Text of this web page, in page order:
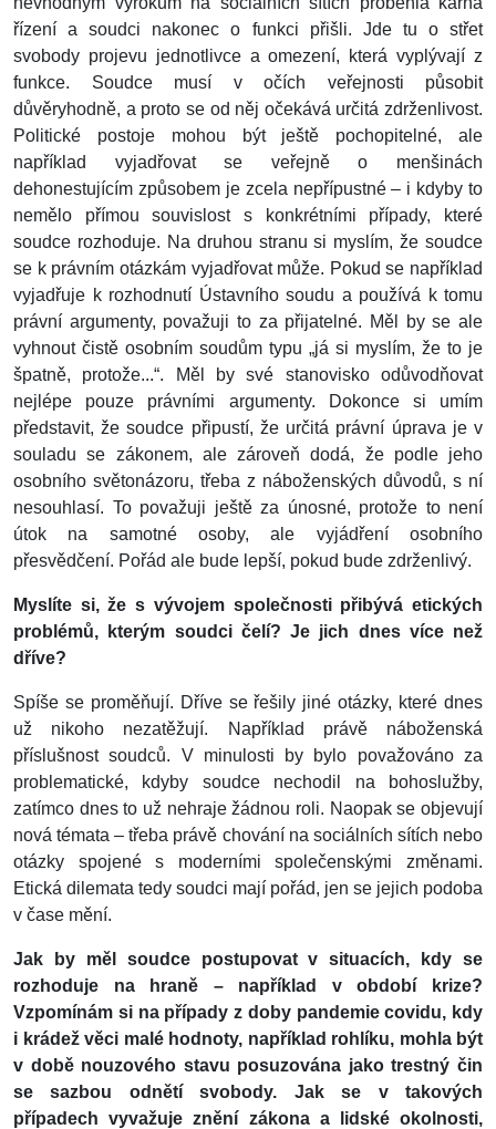
řízení a soudci nakonec o funkci přišli. Jde tu o střet
svobody projevu jednotlivce a omezení, která vyplývají z
funkce. Soudce musí v očích veřejnosti působit
důvěryhodně, a proto se od něj očekává určitá zdrženlivost.
Politické postoje mohou být ještě pochopitelné, ale
například vyjadřovat se veřejně o menšinách
dehonestujícím způsobem je zcela nepřípustné – i kdyby to
nemělo přímou souvislost s konkrétními případy, které
soudce rozhoduje. Na druhou stranu si myslím, že soudce
se k právním otázkám vyjadřovat může. Pokud se například
vyjadřuje k rozhodnutí Ústavního soudu a používá k tomu
právní argumenty, považuji to za přijatelné. Měl by se ale
vyhnout čistě osobním soudům typu „já si myslím, že to je
špatně, protože...“. Měl by své stanovisko odůvodňovat
nejlépe pouze právními argumenty. Dokonce si umím
představit, že soudce připustí, že určitá právní úprava je v
souladu se zákonem, ale zároveň dodá, že podle jeho
osobního světonázoru, třeba z náboženských důvodů, s ní
nesouhlasí. To považuji ještě za únosné, protože to není
útok na samotné osoby, ale vyjádření osobního
přesvědčení. Pořád ale bude lepší, pokud bude zdrženlivý.
Myslíte si, že s vývojem společnosti přibývá etických
problémů, kterým soudci čelí? Je jich dnes více než
dříve?
Spíše se proměňují. Dříve se řešily jiné otázky, které dnes
už nikoho nezatěžují. Například právě náboženská
příslušnost soudců. V minulosti by bylo považováno za
problematické, kdyby soudce nechodil na bohoslužby,
zatímco dnes to už nehraje žádnou roli. Naopak se objevují
nová témata – třeba právě chování na sociálních sítích nebo
otázky spojené s moderními společenskými změnami.
Etická dilemata tedy soudci mají pořád, jen se jejich podoba
v čase mění.
Jak by měl soudce postupovat v situacích, kdy se
rozhoduje na hraně – například v období krize?
Vzpomínám si na případy z doby pandemie covidu, kdy
i krádež věci malé hodnoty, například rohlíku, mohla být
v době nouzového stavu posuzována jako trestný čin
se sazbou odnětí svobody. Jak se v takových
případech vyvažuje znění zákona a lidské okolnosti,